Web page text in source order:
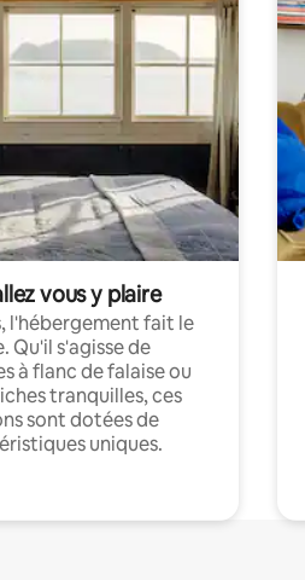
vous y plaire
l'hébergement fait le
Qu'il s'agisse de
à flanc de falaise ou
tranquilles, ces
sont dotées de
uniques.